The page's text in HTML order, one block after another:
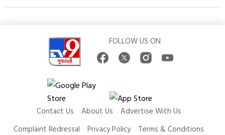
FOLLOW US ON
Contact Us About Us
Advertise With Us
Complaint Redressal
Privacy Policy
Terms & Conditions